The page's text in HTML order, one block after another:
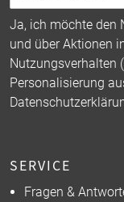
Ja, ich möchte den
und über Aktionen
Nutzungsverhalten
Personalisierung
SERVICE
Fragen &